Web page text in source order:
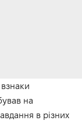
на
в різних